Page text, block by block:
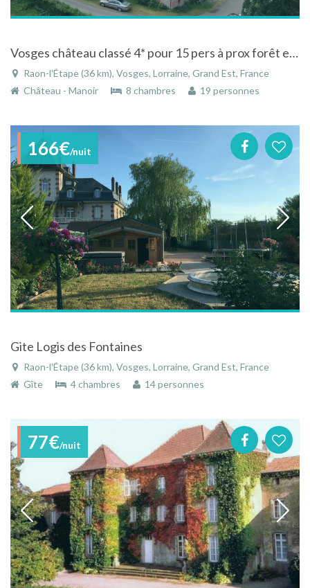
Vosges château classé 4* pour 15 pers à prox forêt et lac de Pierre Percée
Raon-l'Étape (36 km), Vosges, Lorraine, Grand Est, France
Château - Manoir
8 chambres 19 personnes
166€/nuit
Gite Logis des Fontaines
Raon-l'Étape (36 km), Vosges, Lorraine, Grand Est, France
Gîte
4 chambres 14 personnes
77€/nuit